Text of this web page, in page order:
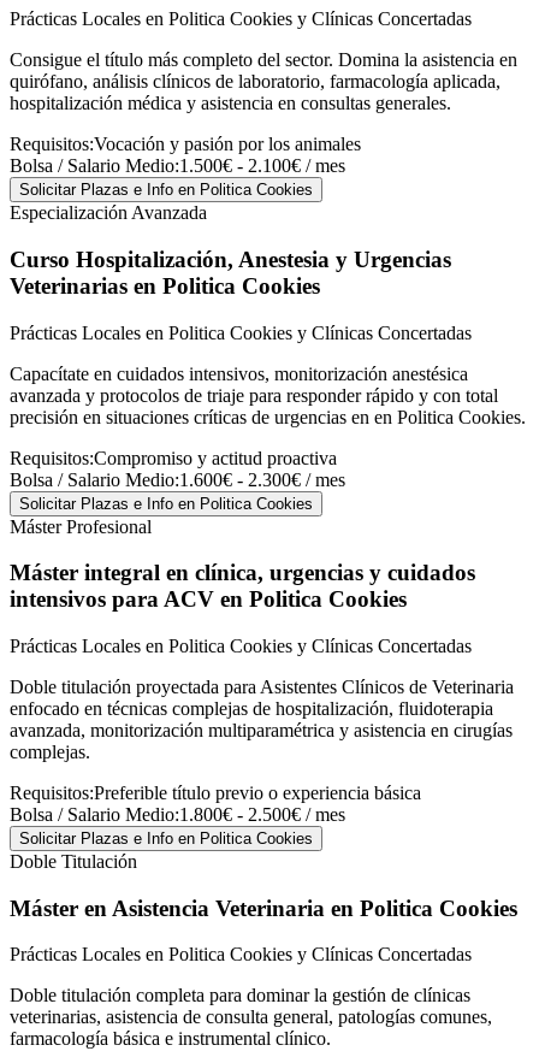
Prácticas Locales en Politica Cookies y Clínicas Concertadas
Consigue el título más completo del sector. Domina la asistencia en
quirófano, análisis clínicos de laboratorio, farmacología aplicada,
hospitalización médica y asistencia en consultas generales.
Requisitos:Vocación y pasión por los animales
Bolsa / Salario Medio:1.500€ - 2.100€ / mes
Solicitar Plazas e Info en Politica Cookies
Especialización Avanzada
Curso Hospitalización, Anestesia y Urgencias
Veterinarias en Politica Cookies
Prácticas Locales en Politica Cookies y Clínicas Concertadas
Capacítate en cuidados intensivos, monitorización anestésica
avanzada y protocolos de triaje para responder rápido y con total
precisión en situaciones críticas de urgencias en en Politica Cookies.
Requisitos:Compromiso y actitud proactiva
Bolsa / Salario Medio:1.600€ - 2.300€ / mes
Solicitar Plazas e Info en Politica Cookies
Máster Profesional
Máster integral en clínica, urgencias y cuidados
intensivos para ACV en Politica Cookies
Prácticas Locales en Politica Cookies y Clínicas Concertadas
Doble titulación proyectada para Asistentes Clínicos de Veterinaria
enfocado en técnicas complejas de hospitalización, fluidoterapia
avanzada, monitorización multiparamétrica y asistencia en cirugías
complejas.
Requisitos:Preferible título previo o experiencia básica
Bolsa / Salario Medio:1.800€ - 2.500€ / mes
Solicitar Plazas e Info en Politica Cookies
Doble Titulación
Máster en Asistencia Veterinaria en Politica Cookies
Prácticas Locales en Politica Cookies y Clínicas Concertadas
Doble titulación completa para dominar la gestión de clínicas
veterinarias, asistencia de consulta general, patologías comunes,
farmacología básica e instrumental clínico.